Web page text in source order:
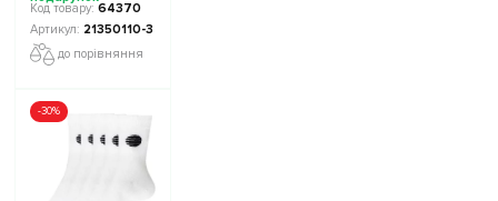
64370
21350110-3
до порівняння
-30%